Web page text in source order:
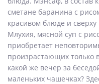
сметане баранина с
красивом блюде и
Млухия, мясной суп с
приобретает
произрастающих только
какой же вечер за
маленьких чашечках?